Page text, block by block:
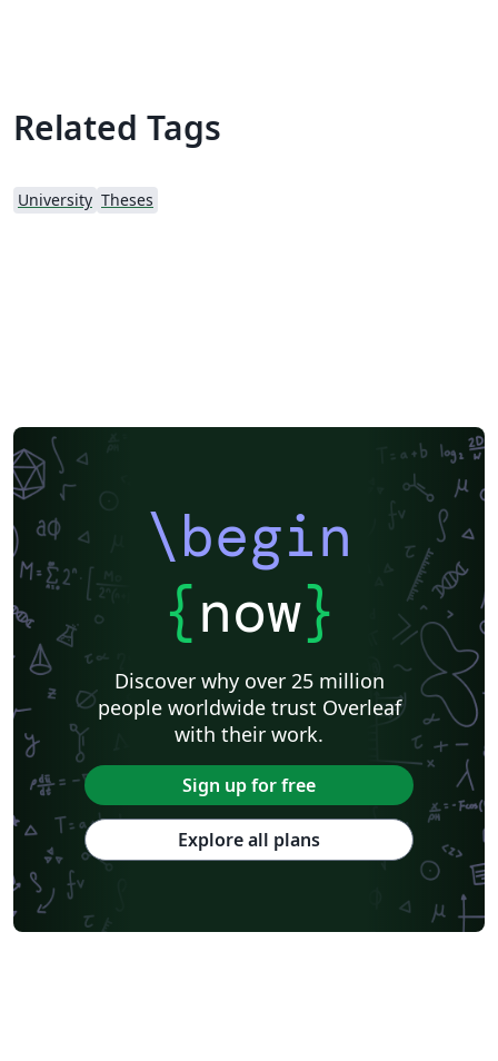
Related Tags
University Theses
\begin
{now}
Discover why over 25 million
people worldwide trust Overleaf
with their work.
Sign up for free
Explore all plans